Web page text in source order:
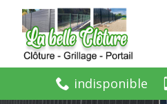
indisponible